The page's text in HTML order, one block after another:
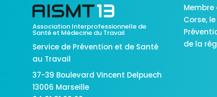
Association Interprofessionnelle de
Santé et Médecine du Travail
Service de Prévention et de Santé
au Travail
37-39 Boulevard Vincent Delpuech
13006 Marseille
Membre
Corse,
de la